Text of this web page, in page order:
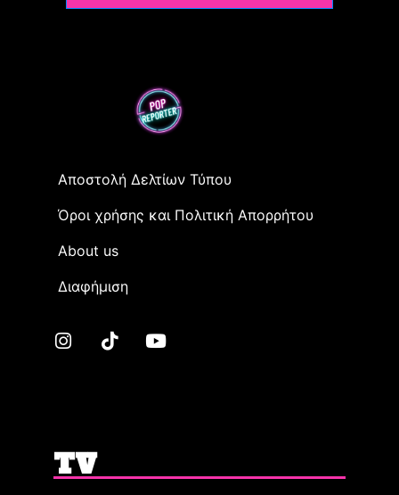
Αποστολή Δελτίων Τύπου
Όροι χρήσης και Πολιτική Απορρήτου
Αbout us
Διαφήμιση
TV